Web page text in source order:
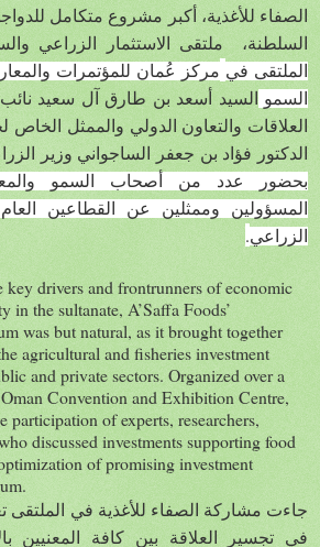
الصفاء للأغذية، أكبر مشروع متكامل
السلطنة، ملتقى الاستثمار الزراعي
الملتقى في مركز عُمان للمؤتمرات
السمو
السيد أسعد بن طارق آل سعيد
العلاقات والتعاون الدولي والممثل الخاص
الدكتور فؤاد بن جعفر الساجواني وزير
بحضور عدد من أصحاب السمو
المسؤولين وممثلين عن القطاعين
الزراعي.
drivers and frontrunners of economic
in the sultanate, A’Saffa Foods’
was but natural, as it brought together
agricultural and fisheries investment
and private sectors. Organized over a
Convention and Exhibition Centre,
participation of experts, researchers,
discussed investments supporting food
of promising investment
جاءت مشاركة الصفاء للأغذية في الملتقى
في تجسير العلاقة بين كافة المعنيين